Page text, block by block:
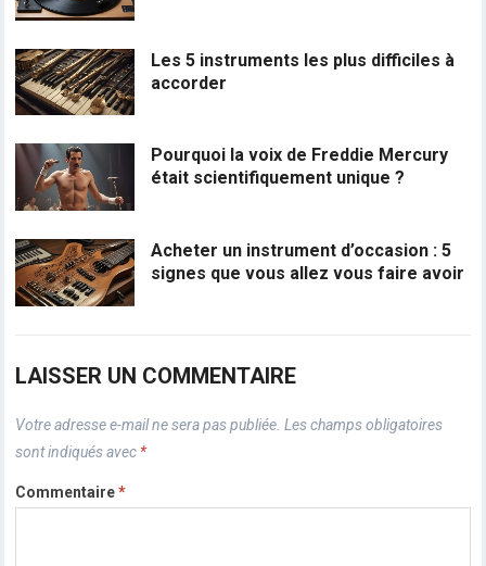
Les 5 instruments les plus difficiles à
accorder
Pourquoi la voix de Freddie Mercury
était scientifiquement unique ?
Acheter un instrument d’occasion : 5
signes que vous allez vous faire avoir
LAISSER UN COMMENTAIRE
Votre adresse e-mail ne sera pas publiée. Les champs obligatoires
sont indiqués avec *
Commentaire*